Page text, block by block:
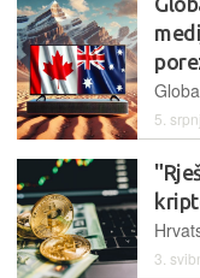
5.
3.